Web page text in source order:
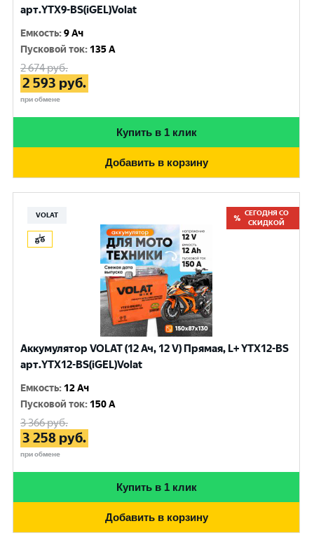
арт.YTX9-BS(iGEL)Volat
Емкость:9 Ач
Пусковой ток: 135 A
2 674руб.
2 593 руб.
при обмене
Купить в 1 клик
Добавить в корзину
VOLAT
СЕГОДНЯ СО
СКИДКОЙ
Аккумулятор VOLAT (12 Ач, 12 V) Прямая, L+ YTX12-BS
арт.YTX12-BS(iGEL)Volat
Емкость: 12 Ач
Пусковой ток: 150 A
3 366руб.
3 258 руб.
при обмене
Купить в 1 клик
Добавить в корзину